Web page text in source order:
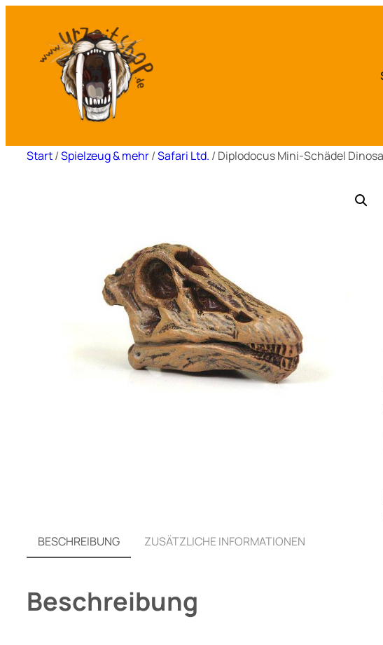
springen
Start/Spielzeug & mehr/Safari Ltd. / Diplodocus Mini-Schädel
BESCHREIBUNG
ZUSÄTZLICHE INFORMATIONEN
Beschreibung